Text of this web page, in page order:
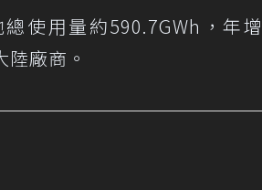
使用量約590.7GWh，年增
廠商。